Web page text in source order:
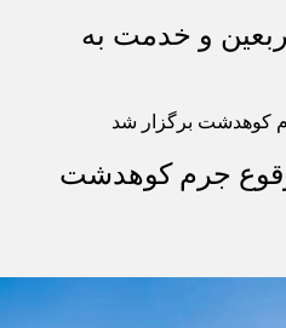
و خدمت‌ به
جرم کوهدشت